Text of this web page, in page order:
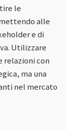
le
alle
e di
Utilizzare
relazioni con
ma una
nel mercato